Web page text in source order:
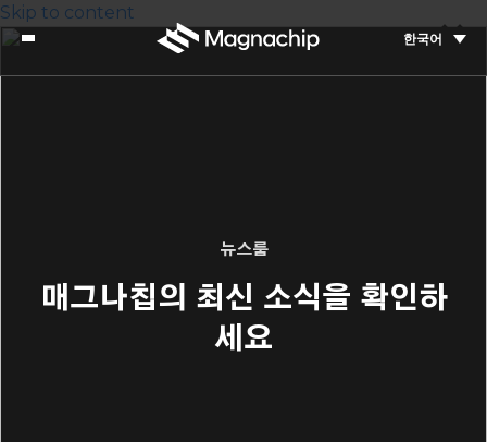
Skip to content
한국어
뉴스룸
매그나칩의 최신 소식을 확인하
세요